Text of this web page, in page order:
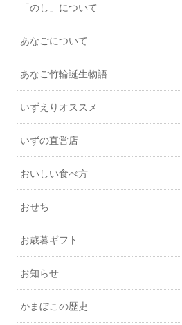
「のし」について
あなごについて
あなご竹輪誕生物語
いずえりオススメ
いずの直営店
おいしい食べ方
おせち
お歳暮ギフト
お知らせ
かまぼこの歴史